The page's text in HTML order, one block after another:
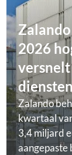
2026
diensten
Zalando
kwartaal
3,4 miljard